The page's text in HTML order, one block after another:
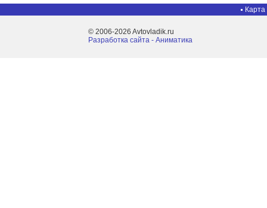
Карта
© 2006-2026 Avtovladik.ru
Разработка сайта - Aниматика